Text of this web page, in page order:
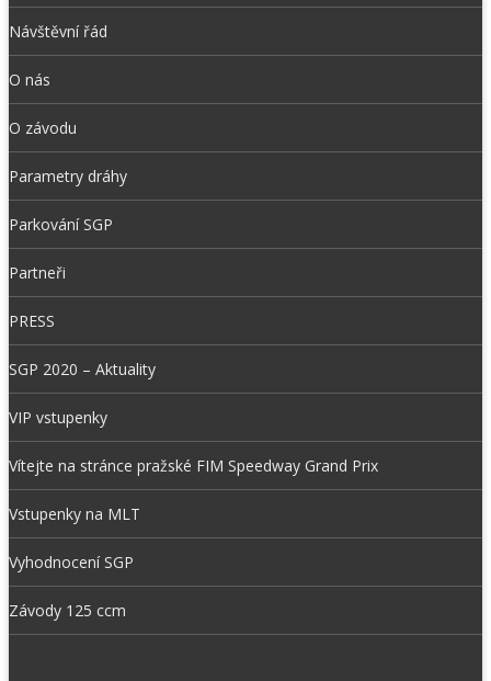
Návštěvní řád
O nás
O závodu
Parametry dráhy
Parkování SGP
Partneři
PRESS
SGP 2020 – Aktuality
VIP vstupenky
Vítejte na stránce pražské FIM Speedway Grand Prix
Vstupenky na MLT
Vyhodnocení SGP
Závody 125 ccm